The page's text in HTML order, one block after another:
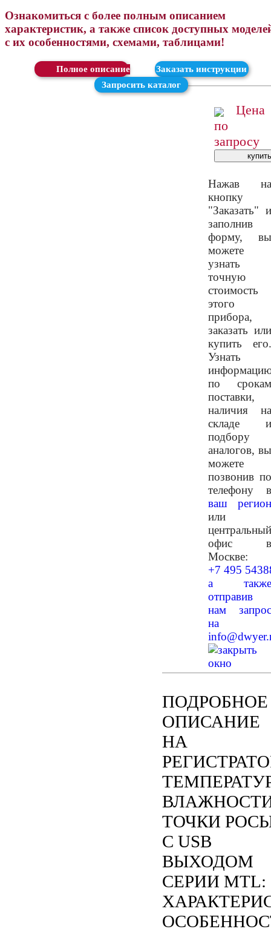
Ознакомиться с более полным описанием
характеристик, а также список доступных
с их особенностями, схемами, таблицами!
Скачать
Заказать инструкции
Запросить каталог
Цена
по
запросу
Нажав на
кнопку
"Заказать" и
заполнив
форму, вы
можете
узнать
точную
стоимость
этого
прибора,
заказать или
купить его.
Узнать
по срокам
поставки,
наличия на
складе и
подбору
аналогов, вы
можете
позвонив по
телефону в
ваш регион
или
центральный
офис в
Москве:
+7 495
а также
отправив
нам запрос
на
ПОДРОБНОЕ
ОПИСАНИЕ
НА
ТОЧКИ
С USB
ВЫХОДОМ
СЕРИИ MTL: